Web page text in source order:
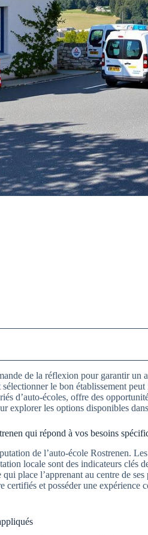
de la réflexion pour garantir un
le bon établissement
d’auto-écoles, offre des
explorer les options disponibles
qui répond à vos besoins
de l’auto-école Rostrenen.
locale sont des indicateurs clés
place l’apprenant au centre de
certifiés et posséder une expérience